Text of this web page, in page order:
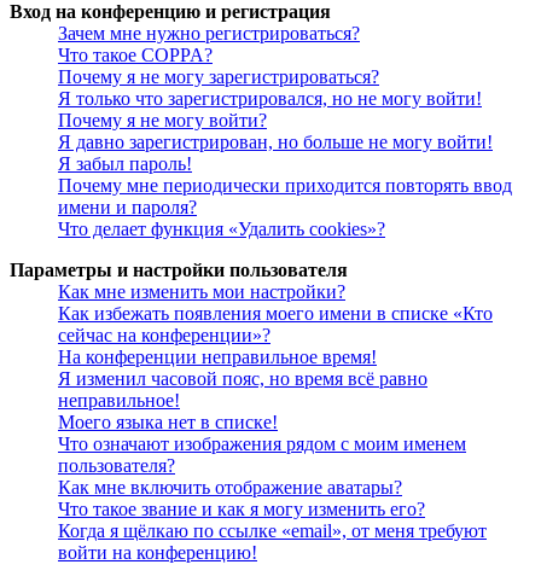
Вход на конференцию и регистрация
Зачем мне нужно регистрироваться?
Что такое COPPA?
Почему я не могу зарегистрироваться?
Я только что зарегистрировался, но не могу войти!
Почему я не могу войти?
Я давно зарегистрирован, но больше не могу войти!
Я забыл пароль!
Почему мне периодически приходится повторять ввод
имени и пароля?
Что делает функция «Удалить cookies»?
Параметры и настройки пользователя
Как мне изменить мои настройки?
Как избежать появления моего имени в списке «Кто
сейчас на конференции»?
На конференции неправильное время!
Я изменил часовой пояс, но время всё равно
неправильное!
Моего языка нет в списке!
Что означают изображения рядом с моим именем
пользователя?
Как мне включить отображение аватары?
Что такое звание и как я могу изменить его?
Когда я щёлкаю по ссылке «email», от меня требуют
войти на конференцию!